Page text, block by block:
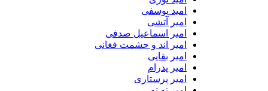
امید یوسفی
امیر آتشی
امیر اسماعیل صدفی
امیر اند و حشمت فغانی
امیر بقایی
امیر پدرام
امیر پرستاری